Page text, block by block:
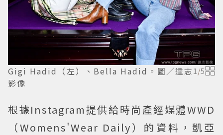
Gigi Hadid（左）、Bella Hadid。圖／達志
影像
1 /5
根據Instagram提供給時尚產經媒體WWD
（Womens'Wear Daily）的資料，凱亞